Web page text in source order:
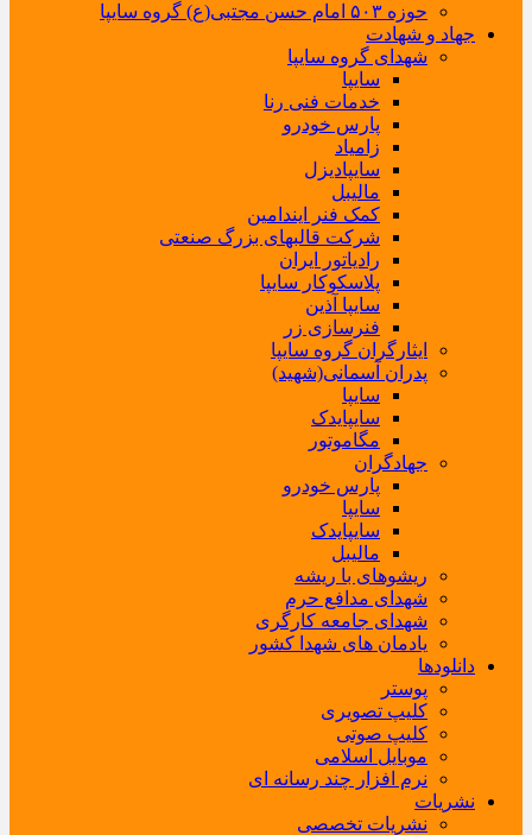
حوزه ۵۰۳ امام حسن مجتبی(ع) گروه سایپا
جهاد و شهادت
شهدای گروه سایپا
سایپا
خدمات فنی رنا
پارس خودرو
زامیاد
سایپادیزل
مالیبل
کمک فنر ایندامین
شرکت قالبهای بزرگ صنعتی
رادیاتور ایران
پلاسکوکار سایپا
سایپا آذین
فنرسازی زر
ایثارگران گروه سایپا
پدران آسمانی(شهید)
سایپا
سایپایدک
مگاموتور
جهادگران
پارس خودرو
سایپا
سایپایدک
مالیبل
ریشوهای با ریشه
شهدای مدافع حرم
شهدای جامعه کارگری
یادمان های شهدا کشور
دانلودها
پوستر
کلیپ تصویری
کلیپ صوتی
موبایل اسلامی
نرم افزار چند رسانه ای
نشریات
نشریات تخصصی